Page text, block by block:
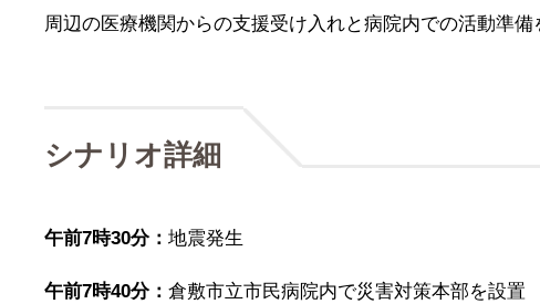
周辺の医療機関からの支援受け入れと病院内での活動準備
シナリオ詳細
午前7時30分： 地震発生
午前7時40分： 倉敷市立市民病院内で災害対策本部を設置